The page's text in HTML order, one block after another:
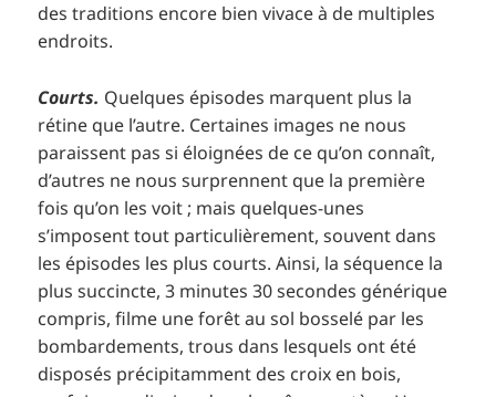
des traditions encore bien vivace à de multiples
endroits.
Courts. Quelques épisodes marquent plus la
rétine que l’autre. Certaines images ne nous
paraissent pas si éloignées de ce qu’on connaît,
d’autres ne nous surprennent que la première
fois qu’on les voit ; mais quelques-unes
s’imposent tout particulièrement, souvent dans
les épisodes les plus courts. Ainsi, la séquence la
plus succincte, 3 minutes 30 secondes générique
compris, filme une forêt au sol bosselé par les
bombardements, trous dans lesquels ont été
disposés précipitamment des croix en bois,